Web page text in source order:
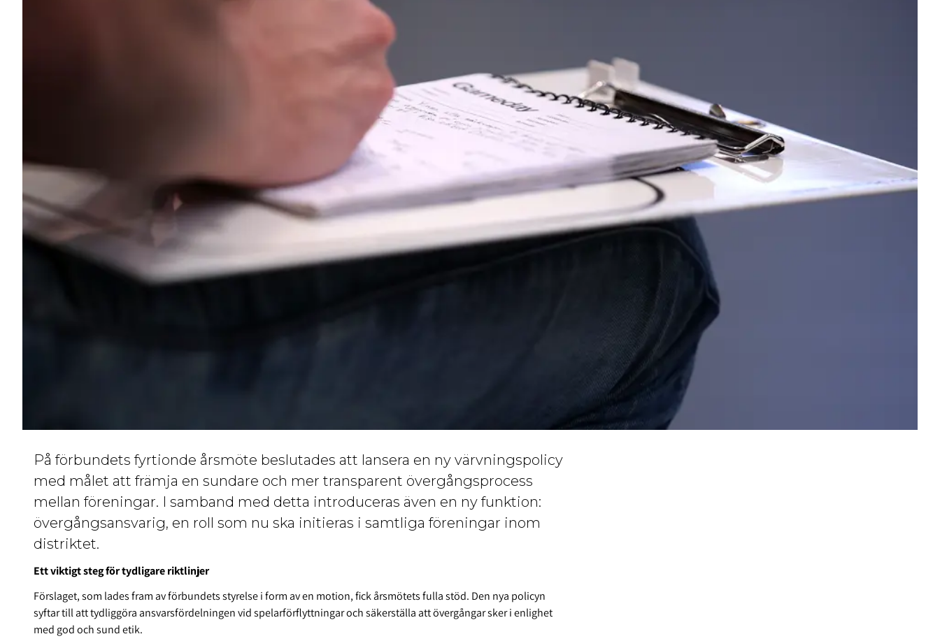
På förbundets fyrtionde årsmöte beslutades att lansera en ny värvningspolicy
med målet att främja en sundare och mer transparent övergångsprocess
mellan föreningar. I samband med detta introduceras även en ny funktion:
övergångsansvarig, en roll som nu ska initieras i samtliga föreningar inom
distriktet.
Ett viktigt steg för tydligare riktlinjer
Förslaget, som lades fram av förbundets styrelse i form av en motion, fick årsmötets fulla stöd. Den nya policyn
syftar till att tydliggöra ansvarsfördelningen vid spelarförflyttningar och säkerställa att övergångar sker i enlighet
med god och sund etik.